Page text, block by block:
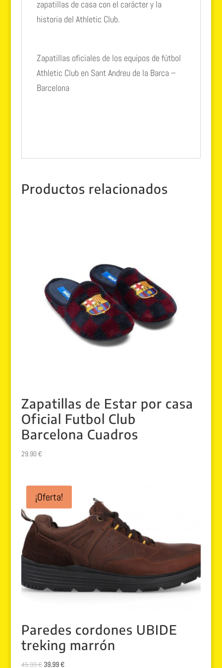
zapatillas de casa con el carácter y la
historia del Athletic Club.
Zapatillas oficiales de los equipos de fútbol
Athletic Club en Sant Andreu de la Barca –
Barcelona
Productos relacionados
Zapatillas de Estar por casa
Oficial Futbol Club
Barcelona Cuadros
29.90€
¡Oferta!
Paredes cordones UBIDE
treking marrón
45.99€ El
39.99€El